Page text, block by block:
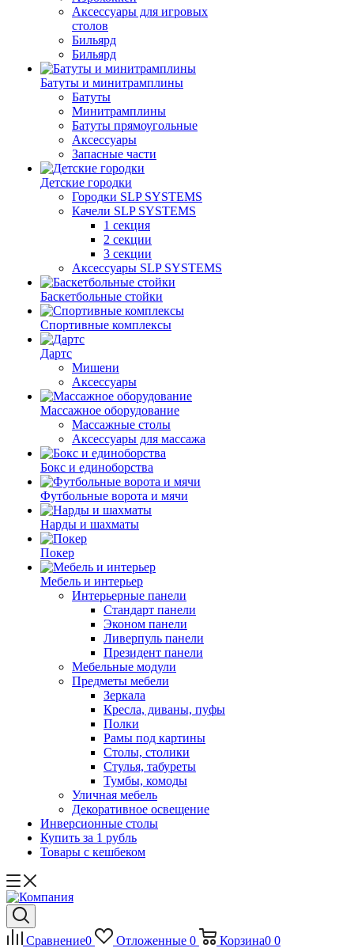
Аксессуары для игровых
столов
Бильяpд
Бильяpд
Батуты и минитрамплины
Батуты
Минитрамплины
Батуты прямоугольные
Аксессуары
Запасные части
Детские городки
Городки SLP SYSTEMS
Качели SLP SYSTEMS
1 секция
2 секции
3 секции
Аксессуары SLP SYSTEMS
Баскетбольные стойки
Спортивные комплексы
Дартс
Мишени
Аксессуары
Массажное оборудование
Массажные столы
Аксессуары для массажа
Бокс и единоборства
Футбольные ворота и мячи
Нарды и шахматы
Покер
Мебель и интерьер
Интерьерные панели
Стандарт панели
Эконом панели
Ливерпуль панели
Президент панели
Мебельные модули
Предметы мебели
Зеркала
Кресла, диваны, пуфы
Полки
Рамы под картины
Столы, столики
Стулья, табуреты
Тумбы, комоды
Уличная мебель
Декоративное освещение
Инверсионные столы
Купить за 1 рубль
Товары с кешбеком
Сравнение0 Отложенные 0 Корзина0 0